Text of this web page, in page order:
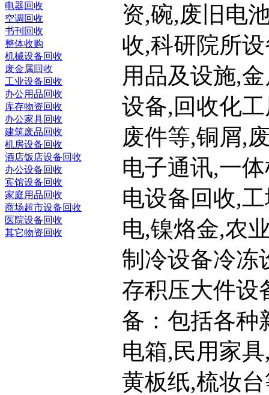
电器回收
空调回收
书刊回收
整体收购
机械设备回收
废金属回收
工业设备回收
办公用品回收
库存物资回收
办公家具回收
建筑废品回收
机房设备回收
酒店饭店设备回收
办公设备回收
宾馆设备回收
家庭用品回收
商场超市设备回收
医院设备回收
其它物资回收
资,碗,废旧电
收,科研院所
用品及设施,
设备,回收化
废件等,铜屑,
电子通讯,一
电设备回收,
电,镍烙金,农
制冷设备冷冻
存积压大件设
备：包括各种
电箱,民用家
黄板纸,梳妆